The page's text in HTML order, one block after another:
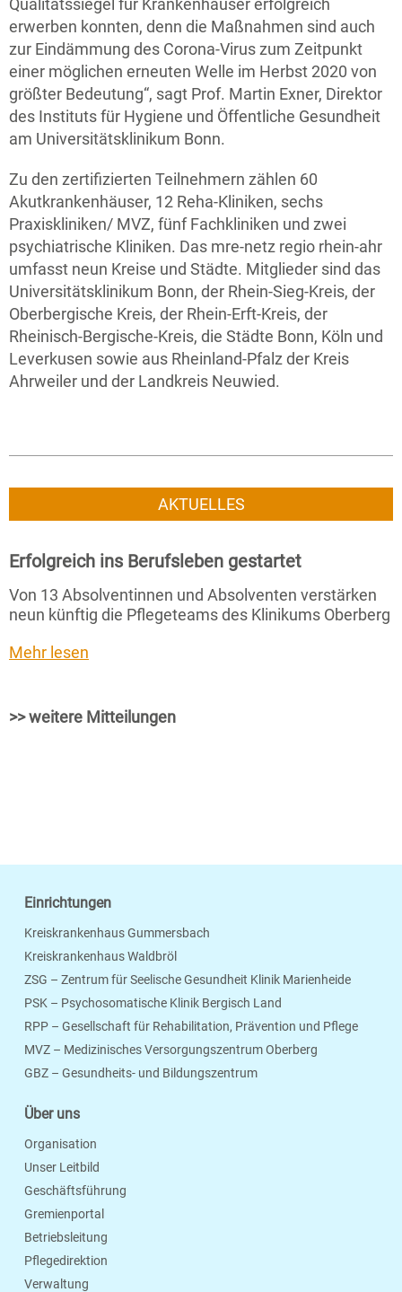
Qualitätssiegel für Krankenhäuser erfolgreich
erwerben konnten, denn die Maßnahmen sind auch
zur Eindämmung des Corona-Virus zum Zeitpunkt
einer möglichen erneuten Welle im Herbst 2020 von
größter Bedeutung“, sagt Prof. Martin Exner, Direktor
des Instituts für Hygiene und Öffentliche Gesundheit
am Universitätsklinikum Bonn.
Zu den zertifizierten Teilnehmern zählen 60
Akutkrankenhäuser, 12 Reha-Kliniken, sechs
Praxiskliniken/ MVZ, fünf Fachkliniken und zwei
psychiatrische Kliniken. Das mre-netz regio rhein-ahr
umfasst neun Kreise und Städte. Mitglieder sind das
Universitätsklinikum Bonn, der Rhein-Sieg-Kreis, der
Oberbergische Kreis, der Rhein-Erft-Kreis, der
Rheinisch-Bergische-Kreis, die Städte Bonn, Köln und
Leverkusen sowie aus Rheinland-Pfalz der Kreis
Ahrweiler und der Landkreis Neuwied.
AKTUELLES
Erfolgreich ins Berufsleben gestartet
Von 13 Absolventinnen und Absolventen verstärken
neun künftig die Pflegeteams des Klinikums Oberberg
Mehr lesen
>> weitere Mitteilungen
Einrichtungen
Kreiskrankenhaus Gummersbach
Kreiskrankenhaus Waldbröl
ZSG – Zentrum für Seelische Gesundheit Klinik Marienheide
PSK – Psychosomatische Klinik Bergisch Land
RPP – Gesellschaft für Rehabilitation, Prävention und Pflege
MVZ – Medizinisches Versorgungszentrum Oberberg
GBZ – Gesundheits- und Bildungszentrum
Über uns
Organisation
Unser Leitbild
Geschäftsführung
Gremienportal
Betriebsleitung
Pflegedirektion
Verwaltung